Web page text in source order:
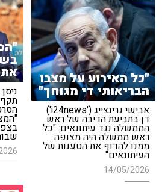
"כל האירוע על מצבו
הבריאותי די מגוחך"
אבישי גרינצייג ('i24news')
דן בתביעת הדיבה של ראש
הממשלה נגד עיתונאים: "כל
ראש ממשלה היה מצופה
ממנו להדוף את הטענות של
העיתונאים"
14/05/2026